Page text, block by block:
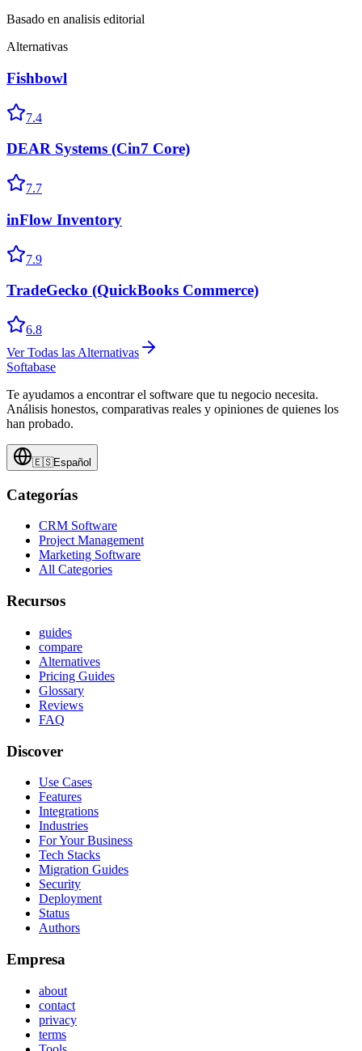
Basado en analisis editorial
Alternativas
Fishbowl
7.4
DEAR Systems (Cin7 Core)
7.7
inFlow Inventory
7.9
TradeGecko (QuickBooks Commerce)
6.8
Ver Todas las Alternativas
Softabase
Te ayudamos a encontrar el software que tu negocio necesita.
Análisis honestos, comparativas reales y opiniones de quienes los
han probado.
🇪🇸Español
Categorías
CRM Software
Project Management
Marketing Software
All Categories
Recursos
guides
compare
Alternatives
Pricing Guides
Glossary
Reviews
FAQ
Discover
Use Cases
Features
Integrations
Industries
For Your Business
Tech Stacks
Migration Guides
Security
Deployment
Status
Authors
Empresa
about
contact
privacy
terms